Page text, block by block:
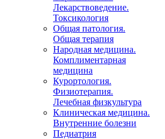
Лекарствоведение.
Токсикология
Общая патология.
Общая терапия
Народная медицина.
Комплиментарная
медицина
Курортология.
Физиотерапия.
Лечебная физкультура
Клиническая медицина.
Внутренние болезни
Педиатрия